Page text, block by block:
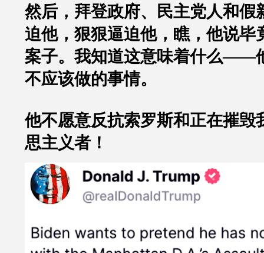
然后，拜登政府、民主党人和假
迫他，狠狠逼迫他，瞧，他说毕
案子。我知道这意味着什么——
不应该做的事情。
他不愿意反抗索罗斯和正在摧毁
思主义者！